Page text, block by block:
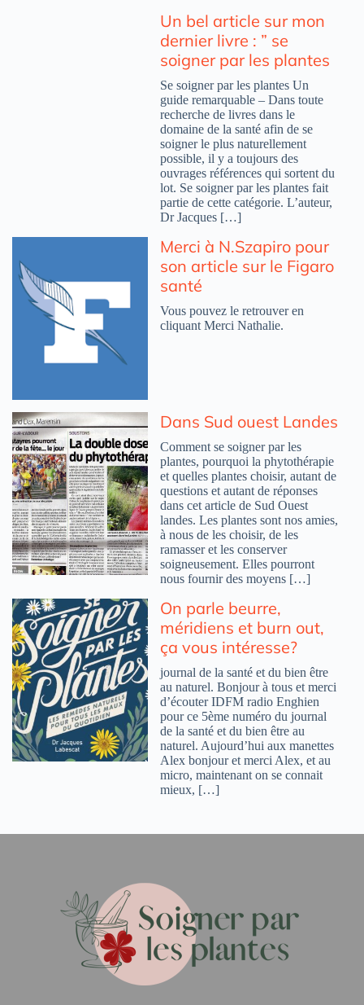
Un bel article sur mon
dernier livre : ” se
soigner par les plantes
Se soigner par les plantes Un
guide remarquable – Dans toute
recherche de livres dans le
domaine de la santé afin de se
soigner le plus naturellement
possible, il y a toujours des
ouvrages références qui sortent du
lot. Se soigner par les plantes fait
partie de cette catégorie. L’auteur,
Dr Jacques […]
Merci à N.Szapiro pour
son article sur le Figaro
santé
Vous pouvez le retrouver en
cliquant Merci Nathalie.
Dans Sud ouest Landes
Comment se soigner par les
plantes, pourquoi la phytothérapie
et quelles plantes choisir, autant de
questions et autant de réponses
dans cet article de Sud Ouest
landes. Les plantes sont nos amies,
à nous de les choisir, de les
ramasser et les conserver
soigneusement. Elles pourront
nous fournir des moyens […]
On parle beurre,
méridiens et burn out,
ça vous intéresse?
journal de la santé et du bien être
au naturel. Bonjour à tous et merci
d’écouter IDFM radio Enghien
pour ce 5ème numéro du journal
de la santé et du bien être au
naturel. Aujourd’hui aux manettes
Alex bonjour et merci Alex, et au
micro, maintenant on se connait
mieux, […]